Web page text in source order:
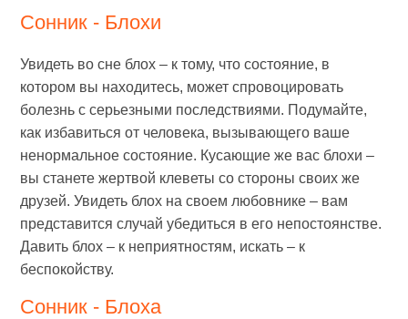
Сонник - Блохи
Увидеть во сне блох – к тому, что состояние, в
котором вы находитесь, может спровоцировать
болезнь с серьезными последствиями. Подумайте,
как избавиться от человека, вызывающего ваше
ненормальное состояние. Кусающие же вас блохи –
вы станете жертвой клеветы со стороны своих же
друзей. Увидеть блох на своем любовнике – вам
представится случай убедиться в его непостоянстве.
Давить блох – к неприятностям, искать – к
беспокойству.
Сонник - Блоха